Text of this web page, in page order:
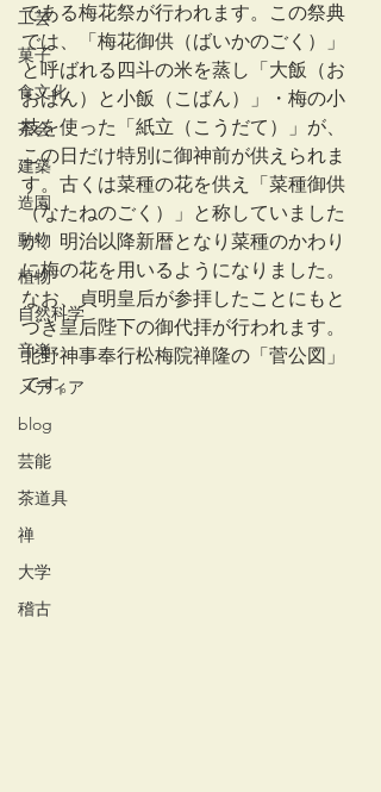
工芸
菓子
食文化
茶会
建築
造園
動物
植物
自然科学
音楽
メディア
blog
芸能
茶道具
禅
大学
稽古
である梅花祭が行われます。この祭典
では、「梅花御供（ばいかのごく）」
と呼ばれる四斗の米を蒸し「大飯（お
おばん）と小飯（こばん）」・梅の小
枝を使った「紙立（こうだて）」が、
この日だけ特別に御神前が供えられま
す。古くは菜種の花を供え「菜種御供
（なたねのごく）」と称していました
が、明治以降新暦となり菜種のかわり
に梅の花を用いるようになりました。
なお、貞明皇后が参拝したことにもと
づき皇后陛下の御代拝が行われます。
北野神事奉行松梅院禅隆の「菅公図」
です。